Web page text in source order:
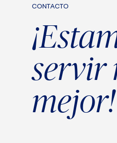
CONTACTO
servir
mejor!